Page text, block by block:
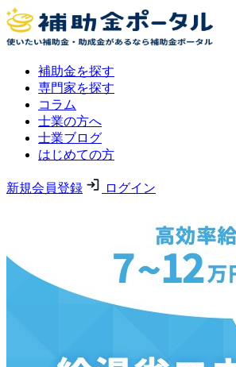
補助金を探す
専門家を探す
コラム
士業の方へ
士業ブログ
はじめての方
新規会員登録 ログイン